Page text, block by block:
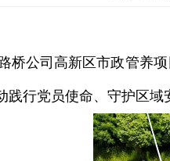
桥公司高新区市政管养
践行党员使命、守护区域